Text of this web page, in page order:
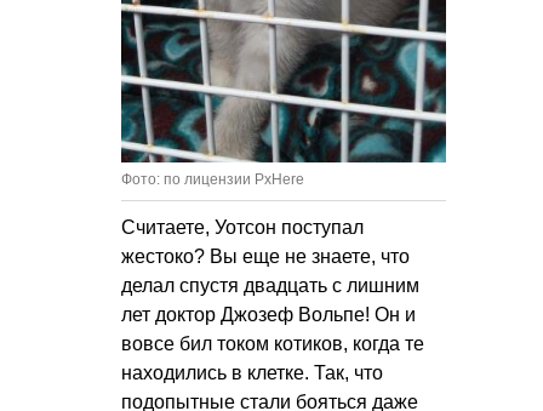
Фото: по лицензии PxHere
Считаете, Уотсон поступал
жестоко? Вы еще не знаете, что
делал спустя двадцать с лишним
лет доктор Джозеф Вольпе! Он и
вовсе бил током котиков, когда те
находились в клетке. Так, что
подопытные стали бояться даже